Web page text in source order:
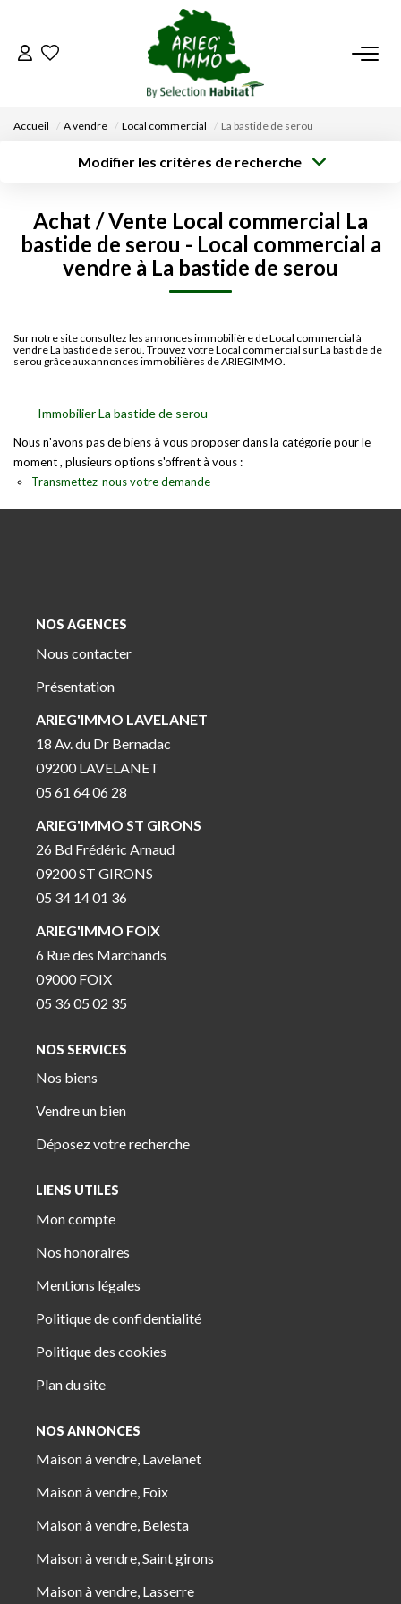
ACCUEIL
DÉPOSEZ VOTRE RECHERCHE
CONTACT
Accueil A vendre Local commercial La bastide de serou
Modifier les critères de recherche
Sélectionnez...
Type de bien
Surface min
Budget max
Rayon
Créer une
Achat / Vente Local commercial La
bastide de serou - Local commercial a
vendre à La bastide de serou
Sur notre site consultez les annonces immobilière de Local commercial à
vendre La bastide de serou. Trouvez votre Local commercial sur La bastide de
serou grâce aux annonces immobilières de ARIEGIMMO.
Immobilier La bastide de serou
Nous n'avons pas de biens à vous proposer dans la catégorie pour le
moment , plusieurs options s'offrent à vous :
Transmettez-nous votre demande
NOS AGENCES
Nous contacter
Présentation
ARIEG'IMMO LAVELANET
18 Av. du Dr Bernadac
09200 LAVELANET
05 61 64 06 28
ARIEG'IMMO ST GIRONS
26 Bd Frédéric Arnaud
09200 ST GIRONS
05 34 14 01 36
ARIEG'IMMO FOIX
6 Rue des Marchands
09000 FOIX
05 36 05 02 35
NOS SERVICES
Nos biens
Vendre un bien
Déposez votre recherche
LIENS UTILES
Mon compte
Nos honoraires
Mentions légales
Politique de confidentialité
Politique des cookies
Plan du site
NOS ANNONCES
Maison à vendre, Lavelanet
Maison à vendre, Foix
Maison à vendre, Belesta
Maison à vendre, Saint girons
Maison à vendre, Lasserre